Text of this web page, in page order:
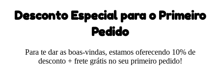
Desconto Especial para o Primeiro
Pedido
Para te dar as boas-vindas, estamos oferecendo 10% de
desconto + frete grátis no seu primeiro pedido!